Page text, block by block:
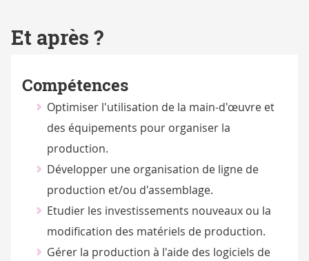
Et après ?
Compétences
Optimiser l'utilisation de la main-d'œuvre et
des équipements pour organiser la
production.
Développer une organisation de ligne de
production et/ou d'assemblage.
Etudier les investissements nouveaux ou la
modification des matériels de production.
Gérer la production à l'aide des logiciels de